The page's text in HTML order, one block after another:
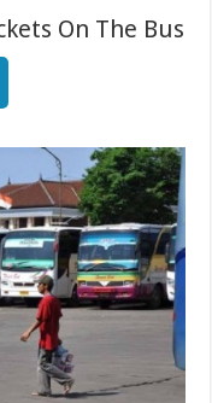
On The Bus